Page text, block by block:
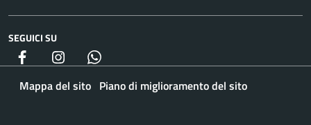
SEGUICI SU
Facebook Instagram
Mappa del sito Piano di miglioramento del sito